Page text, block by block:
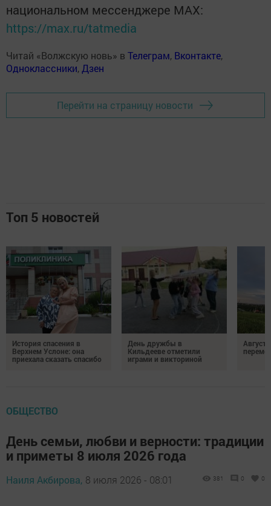
национальном мессенджере MАХ:
https://max.ru/tatmedia
Читай «Волжскую новь» в Телеграм, Вконтакте,
Одноклассники, Дзен
Перейти на страницу новости
Топ 5 новостей
История спасения в
Верхнем Услоне: она
приехала сказать спасибо
День дружбы в
Кильдееве отметили
играми и викториной
Август
ОБЩЕСТВО
День семьи, любви и верности: традиции
и приметы 8 июля 2026 года
Наиля Акбирова, 8 июля 2026 - 08:01 381 0 0